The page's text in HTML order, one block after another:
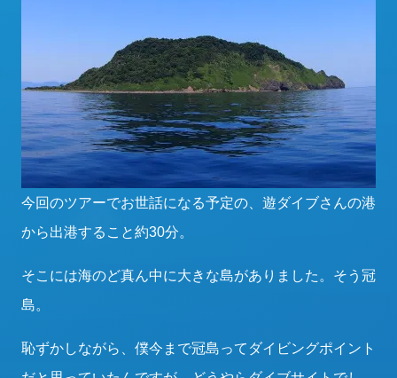
今回のツアーでお世話になる予定の、遊ダイブさんの港
から出港すること約30分。
そこには海のど真ん中に大きな島がありました。そう冠
島。
恥ずかしながら、僕今まで冠島ってダイビングポイント